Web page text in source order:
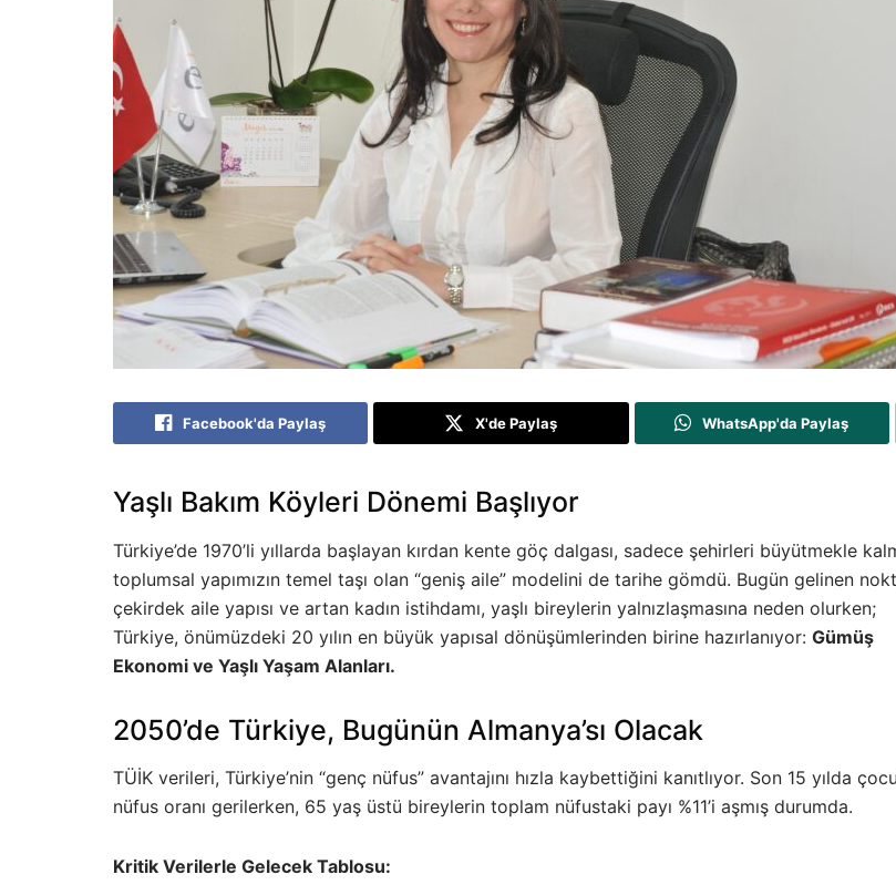
Facebook'da Paylaş X'de Paylaş WhatsApp'da Paylaş
Yaşlı Bakım Köyleri Dönemi Başlıyor
Türkiye’de 1970’li yıllarda başlayan kırdan kente göç dalgası, sadece şehirleri büyütmekle
toplumsal yapımızın temel taşı olan “geniş aile” modelini de tarihe gömdü. Bugün gelinen
çekirdek aile yapısı ve artan kadın istihdamı, yaşlı bireylerin yalnızlaşmasına neden olurken;
Türkiye, önümüzdeki 20 yılın en büyük yapısal dönüşümlerinden birine hazırlanıyor: Gümüş
Ekonomi ve Yaşlı Yaşam Alanları.
2050’de Türkiye, Bugünün Almanya’sı Olacak
TÜİK verileri, Türkiye’nin “genç nüfus” avantajını hızla kaybettiğini kanıtlıyor. Son 15 yılda
nüfus oranı gerilerken, 65 yaş üstü bireylerin toplam nüfustaki payı %11’i aşmış durumda.
Kritik Verilerle Gelecek Tablosu: